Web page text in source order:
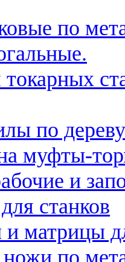
по
по дереву
муфты-
и
станков
матрицы
по